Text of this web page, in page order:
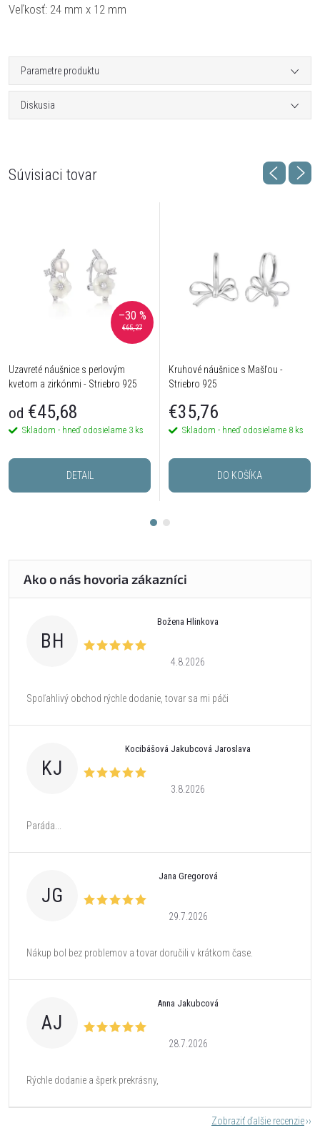
Veľkosť: 24 mm x 12 mm
Parametre produktu
Diskusia
Súvisiaci tovar
€65,27
–30 %
Uzavreté náušnice s perlovým
kvetom a zirkónmi - Striebro 925
od €45,68
Skladom - hneď odosielame 3 ks
DETAIL
Kruhové náušnice s Mašľou -
Striebro 925
€35,76
Skladom - hneď odosielame 8 ks
DO KOŠÍKA
BH
Božena Hlinkova
4.8.2026
Spoľahlivý obchod rýchle dodanie, tovar sa mi páči
KJ
Kocibášová Jakubcová Jaroslava
3.8.2026
Paráda...
JG
Jana Gregorová
29.7.2026
Nákup bol bez problemov a tovar doručili v krátkom čase.
AJ
Anna Jakubcová
28.7.2026
Rýchle dodanie a šperk prekrásny,
Zobraziť ďalšie recenzie